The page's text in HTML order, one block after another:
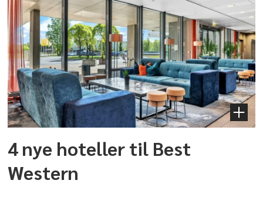
4 nye hoteller til Best
Western